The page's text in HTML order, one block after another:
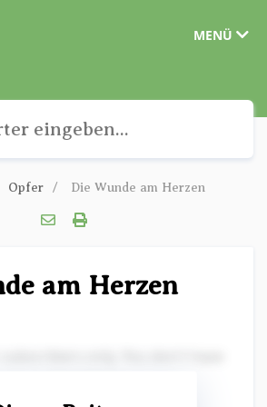
MENÜ
Opfer Die Wunde am Herzen
am Herzen